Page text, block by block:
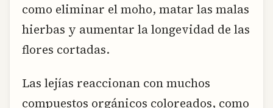
como eliminar el moho, matar las malas
hierbas y aumentar la longevidad de las
flores cortadas.
Las lejías reaccionan con muchos
compuestos orgánicos coloreados, como